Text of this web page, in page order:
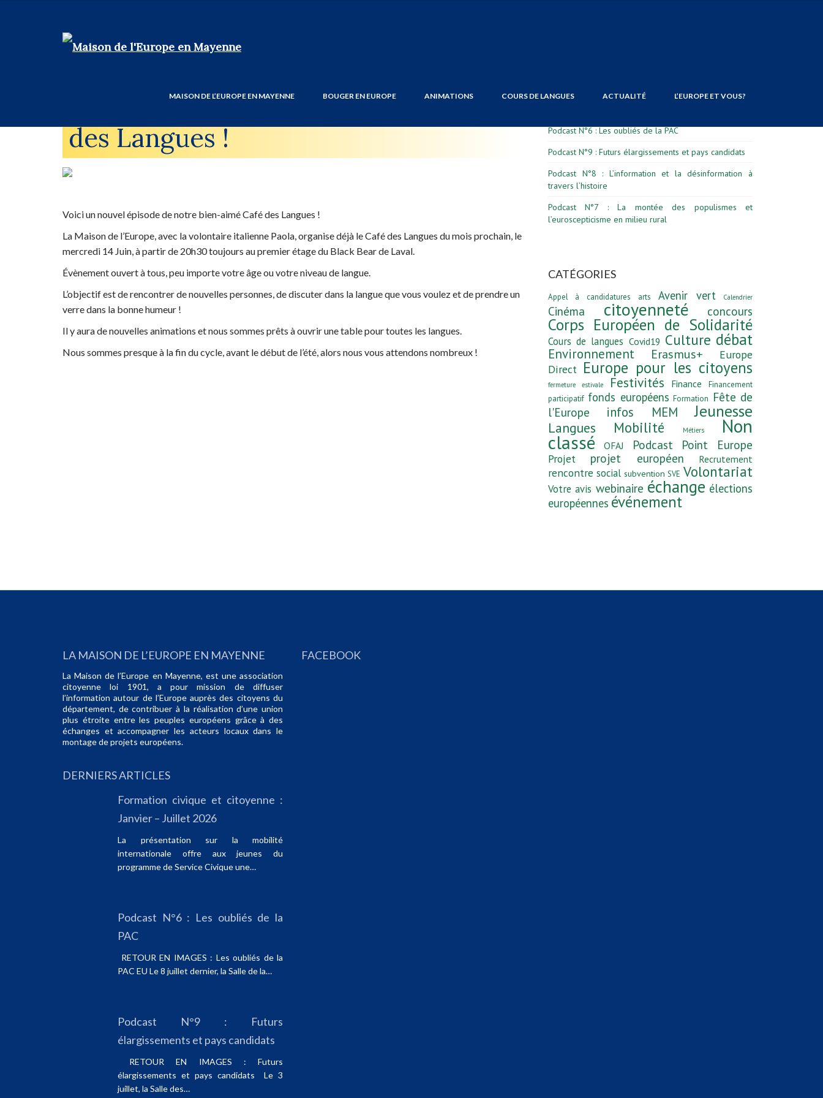
MAISON DE L’EUROPE EN MAYENNE BOUGER EN EUROPE ANIMATIONS COURS DE LANGUES ACTUALITÉ L’EUROPE ET VOUS?
Mercredi 14 Juin : le prochain Café
des Langues !
Voici un nouvel épisode de notre bien-aimé Café des Langues !
La Maison de l’Europe, avec la volontaire italienne Paola, organise déjà le Café des Langues du mois prochain, le
mercredi 14 Juin, à partir de 20h30 toujours au premier étage du Black Bear de Laval.
Évènement ouvert à tous, peu importe votre âge ou votre niveau de langue.
L’objectif est de rencontrer de nouvelles personnes, de discuter dans la langue que vous voulez et de prendre un
verre dans la bonne humeur !
Il y aura de nouvelles animations et nous sommes prêts à ouvrir une table pour toutes les langues.
Nous sommes presque à la fin du cycle, avant le début de l’été, alors nous vous attendons nombreux !
Podcast N°6 : Les oubliés de la PAC
Podcast N°9 : Futurs élargissements et pays candidats
Podcast N°8 : L’information et la désinformation à
travers l’histoire
Podcast N°7 : La montée des populismes et
l’euroscepticisme en milieu rural
CATÉGORIES
Appel à candidatures arts Avenir vert Calendrier
Cinéma citoyenneté concours
Corps Européen de Solidarité
Cours de langues Covid19 Culture débat
Environnement Erasmus+
Europe
Direct Europe pour les citoyens
fermeture estivale Festivités Finance
Financement
participatif fonds européens Formation Fête de
l'Europe
infos MEM Jeunesse
Langues Mobilité Métiers Non
classé OFAJ Podcast Point Europe
Projet projet européen Recrutement
rencontre social subvention SVE Volontariat
Votre avis webinaire échange élections
européennes événement
LA MAISON DE L’EUROPE EN MAYENNE
La Maison de l’Europe en Mayenne, est une association
citoyenne loi 1901, a pour mission de diffuser
l’information autour de l’Europe auprès des citoyens du
département, de contribuer à la réalisation d’une union
plus étroite entre les peuples européens grâce à des
échanges et accompagner les acteurs locaux dans le
montage de projets européens.
DERNIERS ARTICLES
Formation civique et citoyenne :
Janvier – Juillet 2026
La présentation sur la mobilité
internationale offre aux jeunes du
programme de Service Civique une…
Podcast N°6 : Les oubliés de la
PAC
RETOUR EN IMAGES : Les oubliés de la
PAC EU Le 8 juillet dernier, la Salle de la…
Podcast N°9 : Futurs
élargissements et pays candidats
RETOUR EN IMAGES : Futurs
élargissements et pays candidats Le 3
juillet, la Salle des…
FACEBOOK